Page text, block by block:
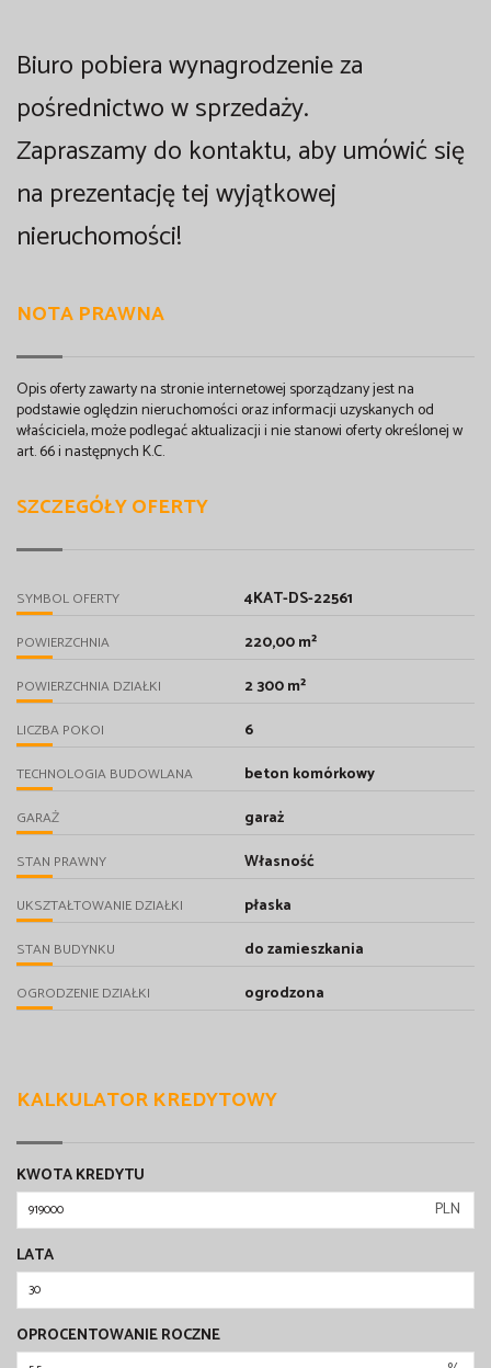
Biuro pobiera wynagrodzenie za
pośrednictwo w sprzedaży.
Zapraszamy do kontaktu, aby umówić się
na prezentację tej wyjątkowej
nieruchomości!
NOTA PRAWNA
Opis oferty zawarty na stronie internetowej sporządzany jest na
podstawie oględzin nieruchomości oraz informacji uzyskanych od
właściciela, może podlegać aktualizacji i nie stanowi oferty określonej w
art. 66 i następnych K.C.
SZCZEGÓŁY OFERTY
SYMBOL OFERTY 4KAT-DS-22561
POWIERZCHNIA 220,00 m²
POWIERZCHNIA DZIAŁKI 2 300 m²
LICZBA POKOI 6
TECHNOLOGIA BUDOWLANA beton komórkowy
GARAŻ garaż
STAN PRAWNY Własność
UKSZTAŁTOWANIE DZIAŁKI płaska
STAN BUDYNKU do zamieszkania
OGRODZENIE DZIAŁKI ogrodzona
KALKULATOR KREDYTOWY
KWOTA KREDYTU
PLN
LATA
OPROCENTOWANIE ROCZNE